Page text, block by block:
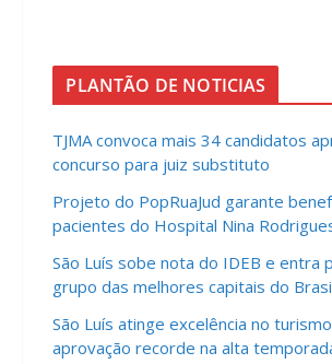
PLANTÃO DE NOTICIAS
TJMA convoca mais 34 candidatos
concurso para juiz substituto
Projeto do PopRuaJud garante
pacientes do Hospital Nina
São Luís sobe nota do IDEB e entra
grupo das melhores capitais do
São Luís atinge excelência no
aprovação recorde na alta